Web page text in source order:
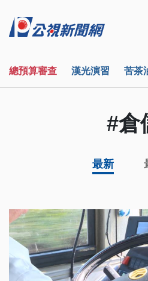
總預算審查 漢光演習 苦茶
#倉
最新